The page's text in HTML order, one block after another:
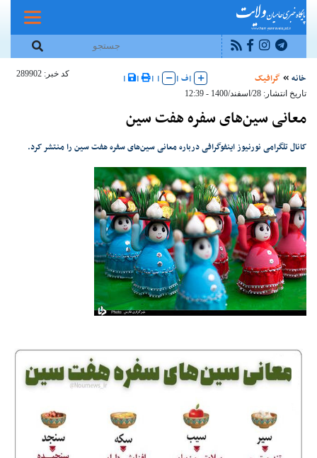
خانه گرافیک |ف |
|
|
|
|
کد خبر: 289902
تاریخ انتشار: 28/اسفند/1400 - 12:39
معانی سین‌های سفره هفت سین
کانال تلگرامی نورنیوز اینفوگرافی درباره معانی سین‌های سفره هفت سین را منتشر کرد.